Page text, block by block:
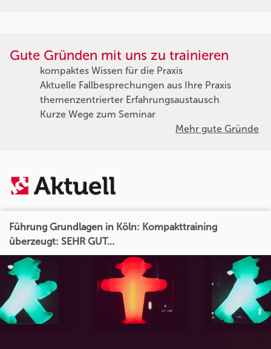
Gute Gründen mit uns zu trainieren
kompaktes Wissen für die Praxis
Aktuelle Fallbesprechungen aus Ihre Praxis
themenzentrierter Erfahrungsaustausch
Kurze Wege zum Seminar
Mehr gute Gründe
Führung Grundlagen in Köln: Kompakttraining
überzeugt: SEHR GUT...